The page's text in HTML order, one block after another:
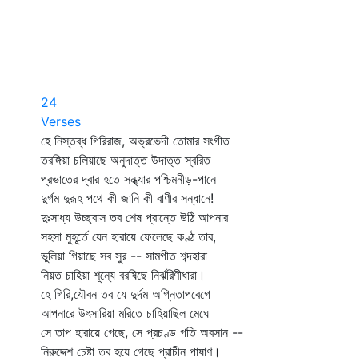
24
Verses
হে নিস্তব্ধ গিরিরাজ, অভ্রভেদী তোমার সংগীত
তরঙ্গিয়া চলিয়াছে অনুদাত্ত উদাত্ত স্বরিত
প্রভাতের দ্বার হতে সন্ধ্যার পশ্চিমনীড়-পানে
দুর্গম দুরূহ পথে কী জানি কী বাণীর সন্ধানে!
দুঃসাধ্য উচ্ছ্বাস তব শেষ প্রান্তে উঠি আপনার
সহসা মুহূর্তে যেন হারায়ে ফেলেছে কণ্ঠ তার,
ভুলিয়া গিয়াছে সব সুর -- সামগীত শব্দহারা
নিয়ত চাহিয়া শূন্যে বরষিছে নির্ঝরিণীধারা।
হে গিরি,যৌবন তব যে দুর্দম অগ্নিতাপবেগে
আপনারে উৎসারিয়া মরিতে চাহিয়াছিল মেঘে
সে তাপ হারায়ে গেছে, সে প্রচণ্ড গতি অবসান --
নিরুদ্দেশ চেষ্টা তব হয়ে গেছে প্রাচীন পাষাণ।